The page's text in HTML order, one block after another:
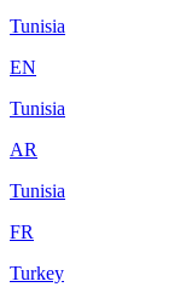
Tunisia
EN
Tunisia
AR
Tunisia
FR
Turkey